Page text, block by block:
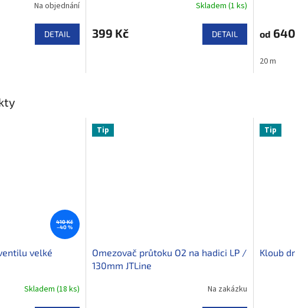
Na objednání
DETAIL
Skladem (1 ks)
399 Kč DETAIL od
20 m
410 Kč
–40 %
velké
Skladem (18 ks)
Tip
Omezovač průtoku O2 na hadici LP /
130mm JTLine
Na zakázku
Tip
Kloub